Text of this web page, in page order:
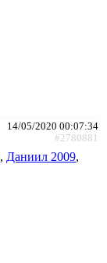
14/05/2020 00:07:34
#2780881
, Даниил 2009,